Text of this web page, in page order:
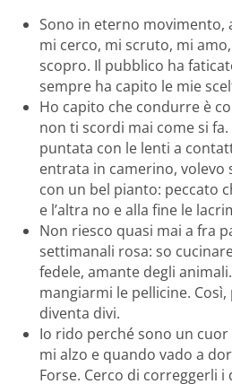
Sono in eterno movimento,
mi cerco, mi scruto, mi
scopro. Il pubblico ha
sempre ha capito le mie
Ho capito che condurre è
non ti scordi mai come si
puntata con le lenti a
entrata in camerino, volevo
con un bel pianto: peccato
e l’altra no e alla fine le
Non riesco quasi mai a fra
settimanali rosa: so
fedele, amante degli
mangiarmi le pellicine.
diventa divi.
Io rido perché sono un
mi alzo e quando vado a
Forse. Cerco di correggerli